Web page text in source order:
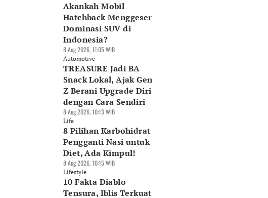
Akankah Mobil
Hatchback Menggeser
Dominasi SUV di
Indonesia?
8 Aug 2026, 11:05 WIB
Automotive
TREASURE Jadi BA
Snack Lokal, Ajak Gen
Z Berani Upgrade Diri
dengan Cara Sendiri
8 Aug 2026, 10:13 WIB
Life
8 Pilihan Karbohidrat
Pengganti Nasi untuk
Diet, Ada Kimpul!
8 Aug 2026, 10:15 WIB
Lifestyle
10 Fakta Diablo
Tensura, Iblis Terkuat